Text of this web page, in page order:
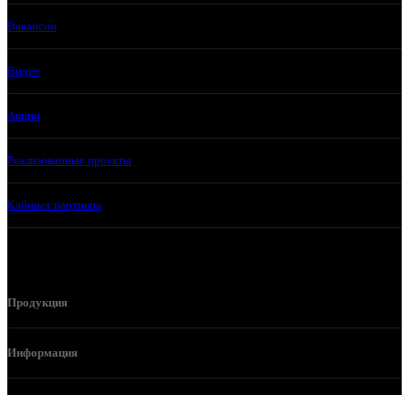
Вакансии
Видео
Акции
Реализованные проекты
Кабинет партнера
Продукция
Информация